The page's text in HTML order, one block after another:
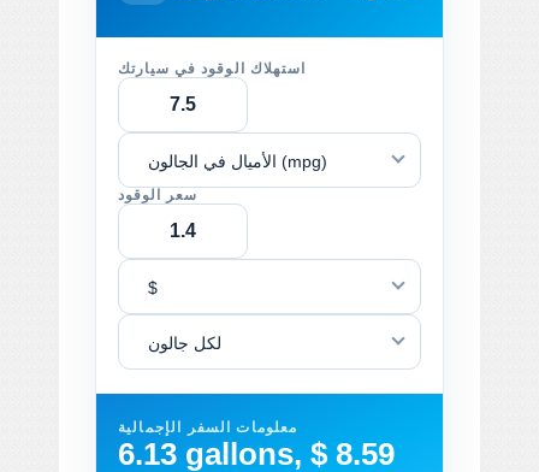
استهلاك الوقود في سيارتك
الأميال في الجالون (mpg)
سعر الوقود
$
لكل جالون
معلومات السفر الإجمالية
6.13 gallons, $ 8.59